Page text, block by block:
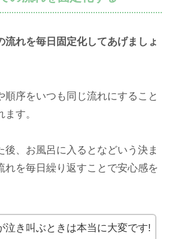
流れを毎日固定化してあげましょ
順序をいつも同じ流れにすること
す。
後、お風呂に入るとなどいう決ま
れを毎日繰り返すことで安心感を
泣き叫ぶときは本当に大変です!